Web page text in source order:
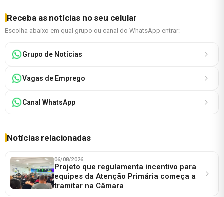
Receba as notícias no seu celular
Escolha abaixo em qual grupo ou canal do WhatsApp entrar:
Grupo de Notícias
Vagas de Emprego
Canal WhatsApp
Notícias relacionadas
06/08/2026
Projeto que regulamenta incentivo para
equipes da Atenção Primária começa a
tramitar na Câmara